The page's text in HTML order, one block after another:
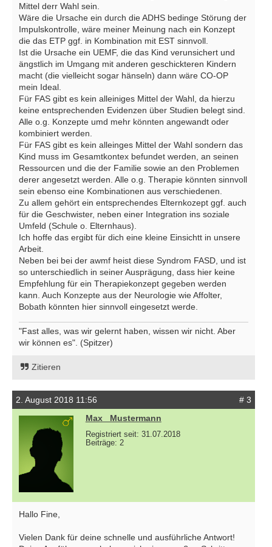
Mittel derr Wahl sein.
Wäre die Ursache ein durch die ADHS bedinge Störung der
Impulskontrolle, wäre meiner Meinung nach ein Konzept
die das ETP ggf. in Kombination mit EST sinnvoll.
Ist die Ursache ein UEMF, die das Kind verunsichert und
ängstlich im Umgang mit anderen geschickteren Kindern
macht (die vielleicht sogar hänseln) dann wäre CO-OP
mein Ideal.
Für FAS gibt es kein alleiniges Mittel der Wahl, da hierzu
keine entsprechenden Evidenzen über Studien belegt sind.
Alle o.g. Konzepte umd mehr könnten angewandt oder
kombiniert werden.
Für FAS gibt es kein alleinges Mittel der Wahl sondern das
Kind muss im Gesamtkontex befundet werden, an seinen
Ressourcen und die der Familie sowie an den Problemen
derer angesetzt werden. Alle o.g. Therapie könnten sinnvoll
sein ebenso eine Kombinationen aus verschiedenen.
Zu allem gehört ein entsprechendes Elternkozept ggf. auch
für die Geschwister, neben einer Integration ins soziale
Umfeld (Schule o. Elternhaus).
Ich hoffe das ergibt für dich eine kleine Einsichtt in unsere
Arbeit.
Neben bei bei der awmf heist diese Syndrom FASD, und ist
so unterschiedlich in seiner Ausprägung, dass hier keine
Empfehlung für ein Therapiekonzept gegeben werden
kann. Auch Konzepte aus der Neurologie wie Affolter,
Bobath könnten hier sinnvoll eingesetzt werde.
"Fast alles, was wir gelernt haben, wissen wir nicht. Aber
wir können es". (Spitzer)
Zitieren
2. August 2018 11:56
# 3
Max _Mustermann
Registriert seit: 31.07.2018
Beiträge: 2
Hallo Fine,
Vielen Dank für deine schnelle und ausführliche Antwort!